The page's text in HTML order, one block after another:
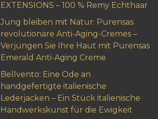
EXTENSIONS – 100 % Remy Echthaar
Jung bleiben mit Natur: Purensas
revolutionäre Anti-Aging-Cremes –
Verjüngen Sie Ihre Haut mit Purensas
Emerald Anti-Aging Creme
Bellvento: Eine Ode an
handgefertigte italienische
Lederjacken – Ein Stück italienische
Handwerkskunst für die Ewigkeit